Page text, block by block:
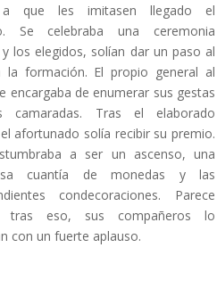
a que les imitasen llegado el
Se celebraba una ceremonia
los elegidos, solían dar un paso al
la formación. El propio general al
encargaba de enumerar sus gestas
camaradas. Tras el elaborado
afortunado solía recibir su premio.
a ser un ascenso, una
cuantía de monedas y las
condecoraciones. Parece
tras eso, sus compañeros lo
con un fuerte aplauso.